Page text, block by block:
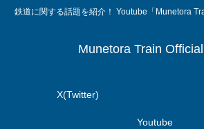
鉄道に関する話題を紹介！ Youtube「Munetora
Munetora Train
X(Twitter)
Youtube